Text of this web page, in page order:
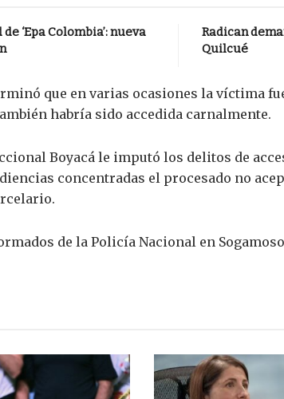
‘Epa Colombia’: nueva
Radican
Quilcué
que en varias ocasiones la víctima
habría sido accedida carnalmente.
Boyacá le imputó los delitos de
concentradas el procesado no
de la Policía Nacional en